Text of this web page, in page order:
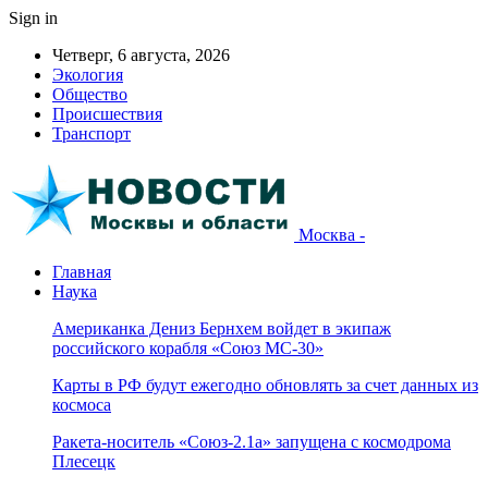
Sign in
Четверг, 6 августа, 2026
Экология
Общество
Происшествия
Транспорт
Москва -
Главная
Наука
Американка Дениз Бернхем войдет в экипаж
российского корабля «Союз МС-30»
Карты в РФ будут ежегодно обновлять за счет данных из
космоса
Ракета-носитель «Союз-2.1а» запущена с космодрома
Плесецк